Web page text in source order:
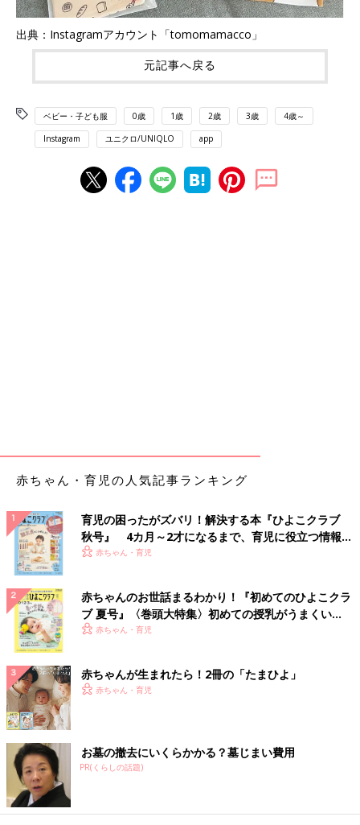
出典：Instagramアカウント「tomomamacco」
元記事へ戻る
ベビー・子ども服 0歳 1歳 2歳 3歳 4歳～
Instagram ユニクロ/UNIQLO app
赤ちゃん・育児の人気記事ランキング
育児の困ったがズバリ！解決する本『ひよこクラブ
秋号』 4カ月～2才になるまで、育児に役立つ情報が
いっぱい！
赤ちゃん・育児
赤ちゃんのお世話まるわかり！『初めてのひよこクラ
ブ 夏号』〈巻頭大特集〉初めての授乳がうまくい
く！ おっぱい・ミルクの基本と夏のトラブル 解決テ
赤ちゃん・育児
赤ちゃんが生まれたら！2冊の「たまひよ」
赤ちゃん・育児
お墓の撤去にいくらかかる？墓じまい費用
PR(くらしの話題)